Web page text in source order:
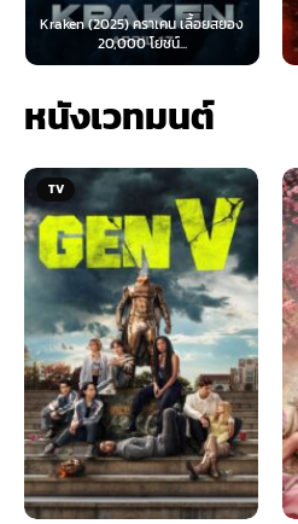
Kraken (2025) คราเคน เลื้อยสยอง
20,000 โยชน์...
หนังเวทมนต์
TV